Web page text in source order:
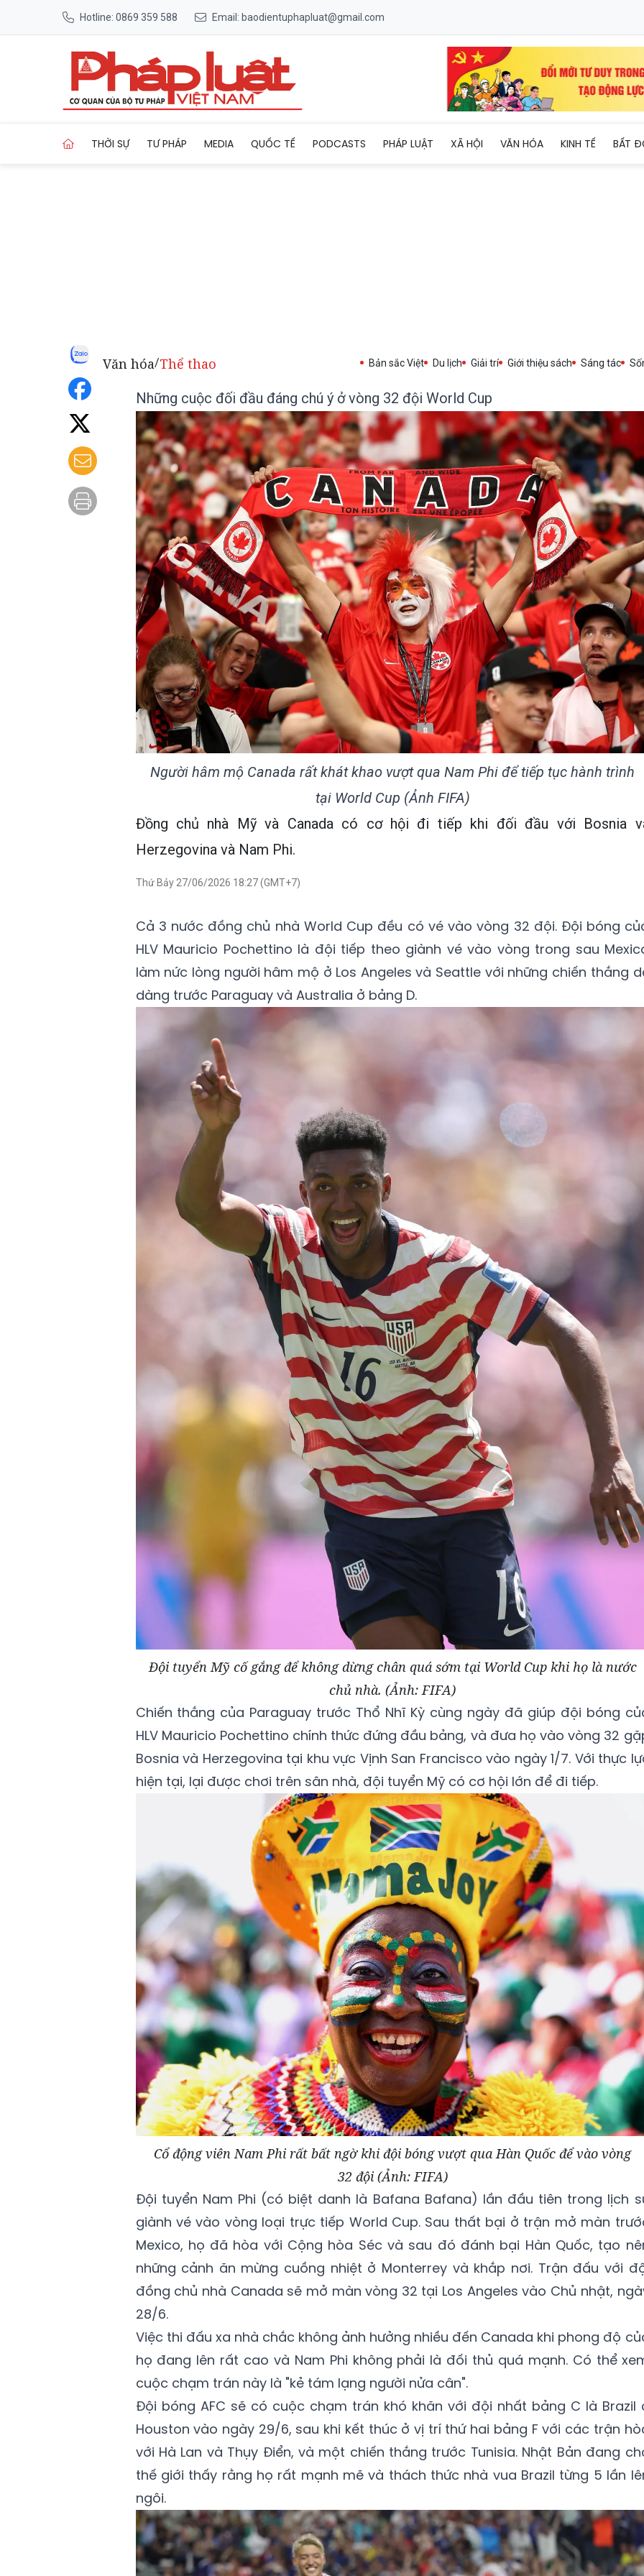
Hotline: 0869 359 588 Email: baodientuphapluat@gmail.com
THỜI SỰ TƯ PHÁP MEDIA QUỐC TẾ PODCASTS PHÁP LUẬT XÃ HỘI VĂN HÓA KINH TẾ BẤT
Văn hóa/Thể thao Bản sắc Việt Du lịch Giải trí Giới thiệu sách Sáng tác
Những cuộc đối đầu đáng chú ý ở vòng 32 đội World Cup
Người hâm mộ Canada rất khát khao vượt qua Nam Phi để tiếp tục hành trình
tại World Cup (Ảnh FIFA)
Đồng chủ nhà Mỹ và Canada có cơ hội đi tiếp khi đối đầu với Bosnia
Herzegovina và Nam Phi.
Thứ Bảy 27/06/2026 18:27 (GMT+7)
Cả 3 nước đồng chủ nhà World Cup đều có vé vào vòng 32 đội. Đội bóng
HLV Mauricio Pochettino là đội tiếp theo giành vé vào vòng trong sau
làm nức lòng người hâm mộ ở Los Angeles và Seattle với những chiến thắng
dàng trước Paraguay và Australia ở bảng D.
Đội tuyển Mỹ cố gắng để không dừng chân quá sớm tại World Cup khi họ là nước
chủ nhà. (Ảnh: FIFA)
Chiến thắng của Paraguay trước Thổ Nhĩ Kỳ cùng ngày đã giúp đội bóng
HLV Mauricio Pochettino chính thức đứng đầu bảng, và đưa họ vào vòng 32
Bosnia và Herzegovina tại khu vực Vịnh San Francisco vào ngày 1/7. Với thực
hiện tại, lại được chơi trên sân nhà, đội tuyển Mỹ có cơ hội lớn để đi tiếp.
Cổ động viên Nam Phi rất bất ngờ khi đội bóng vượt qua Hàn Quốc để vào vòng
32 đội (Ảnh: FIFA)
Đội tuyển Nam Phi (có biệt danh là Bafana Bafana) lần đầu tiên trong lịch
giành vé vào vòng loại trực tiếp World Cup. Sau thất bại ở trận mở màn
Mexico, họ đã hòa với Cộng hòa Séc và sau đó đánh bại Hàn Quốc, tạo
những cảnh ăn mừng cuồng nhiệt ở Monterrey và khắp nơi. Trận đấu với
đồng chủ nhà Canada sẽ mở màn vòng 32 tại Los Angeles vào Chủ nhật,
28/6.
Việc thi đấu xa nhà chắc không ảnh hưởng nhiều đến Canada khi phong độ
họ đang lên rất cao và Nam Phi không phải là đối thủ quá mạnh. Có thể
cuộc chạm trán này là "kẻ tám lạng người nửa cân".
Đội bóng AFC sẽ có cuộc chạm trán khó khăn với đội nhất bảng C là Brazil
Houston vào ngày 29/6, sau khi kết thúc ở vị trí thứ hai bảng F với các trận
với Hà Lan và Thụy Điển, và một chiến thắng trước Tunisia. Nhật Bản đang
thế giới thấy rằng họ rất mạnh mẽ và thách thức nhà vua Brazil từng 5 lần
ngôi.